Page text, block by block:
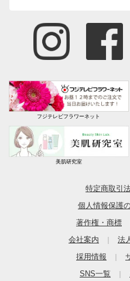
フジテレビフラワーネット
美肌研究室
特定商取引
個人情報保護
著作権・商標
会社案内
｜
法
採用情報
｜
SNS一覧
｜